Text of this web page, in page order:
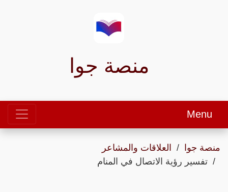
منصة جوا
Menu
منصة جوا
العلاقات والمشاعر
تفسير رؤية الاتصال في المنام